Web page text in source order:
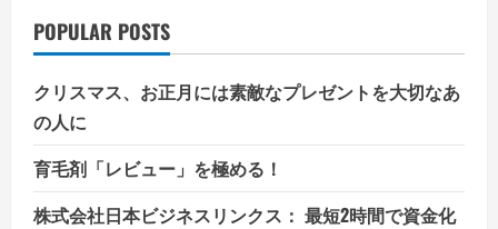
POPULAR POSTS
クリスマス、お正月には素敵なプレゼントを大切なあ
の人に
育毛剤「レビュー」を極める！
株式会社日本ビジネスリンクス： 最短2時間で資金化